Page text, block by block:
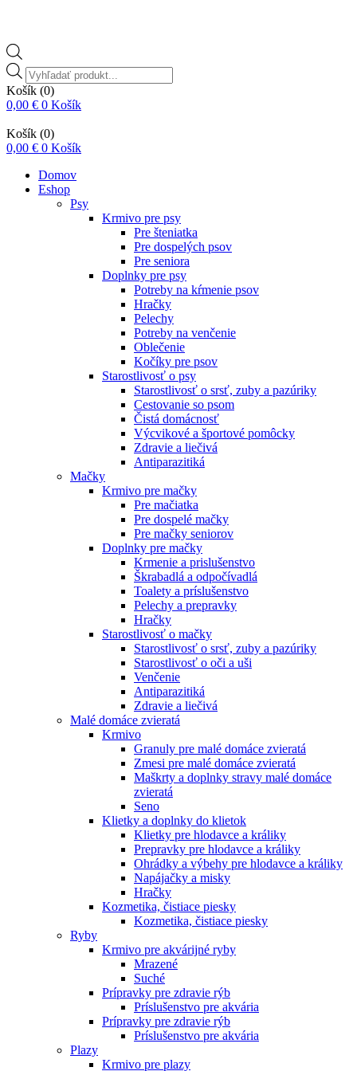
Vyhľadávanie
produktov
Košík (0)
0,00 € 0 Košík
Košík (0)
0,00 € 0 Košík
Domov
Eshop
Psy
Krmivo pre psy
Pre šteniatka
Pre dospelých psov
Pre seniora
Doplnky pre psy
Potreby na kŕmenie psov
Hračky
Pelechy
Potreby na venčenie
Oblečenie
Kočíky pre psov
Starostlivosť o psy
Starostlivosť o srsť, zuby a pazúriky
Cestovanie so psom
Čistá domácnosť
Výcvikové a športové pomôcky
Zdravie a liečivá
Antiparazitiká
Mačky
Krmivo pre mačky
Pre mačiatka
Pre dospelé mačky
Pre mačky seniorov
Doplnky pre mačky
Krmenie a prislušenstvo
Škrabadlá a odpočívadlá
Toalety а príslušenstvo
Pelechy a prepravky
Hračky
Starostlivosť o mačky
Starostlivosť o srsť, zuby a pazúriky
Starostlivosť o oči a uši
Venčenie
Antiparazitiká
Zdravie a liečivá
Malé domáce zvieratá
Krmivo
Granuly pre malé domáce zvieratá
Zmesi pre malé domáce zvieratá
Maškrty a doplnky stravy malé domáce
zvieratá
Seno
Klietky a doplnky do klietok
Klietky pre hlodavce a králiky
Prepravky pre hlodavce a králiky
Ohrádky a výbehy pre hlodavce a králiky
Napájačky a misky
Hračky
Kozmetika, čistiace piesky
Kozmetika, čistiace piesky
Ryby
Krmivo pre akvárijné ryby
Mrazené
Suché
Prípravky pre zdravie rýb
Príslušenstvo pre akvária
Prípravky pre zdravie rýb
Príslušenstvo pre akvária
Plazy
Krmivo pre plazy